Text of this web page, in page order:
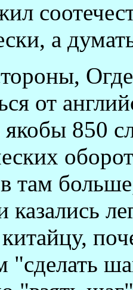
а
от
якобы 850
там
казались
"сделать